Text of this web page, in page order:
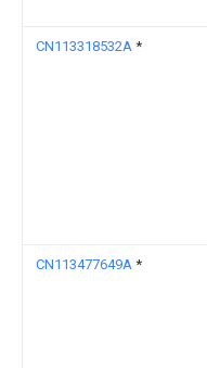
CN113318532A *
CN113477649A *